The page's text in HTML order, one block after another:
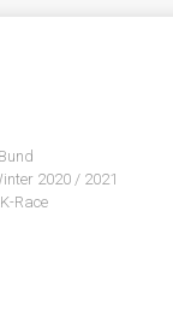
2020 / 2021
Race